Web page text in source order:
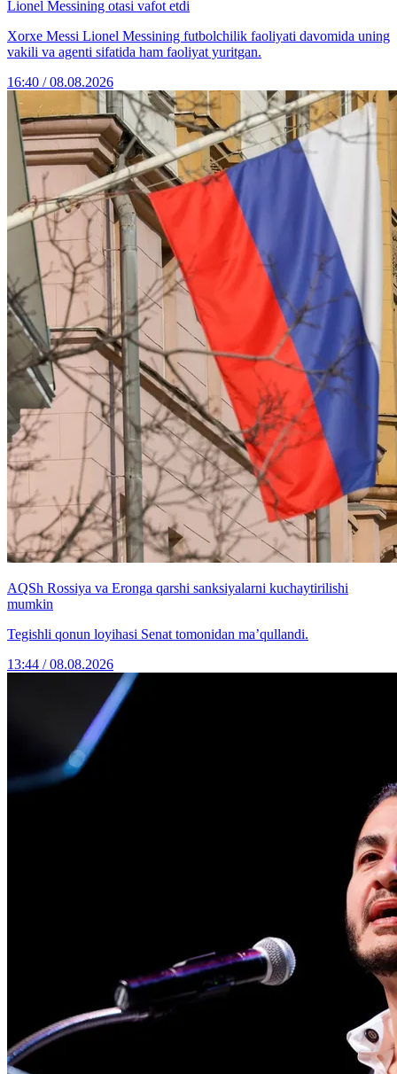
Lionel Messining otasi vafot etdi
Xorxe Messi Lionel Messining futbolchilik faoliyati davomida uning
vakili va agenti sifatida ham faoliyat yuritgan.
16:40 / 08.08.2026
AQSh Rossiya va Eronga qarshi sanksiyalarni kuchaytirilishi
mumkin
Tegishli qonun loyihasi Senat tomonidan ma’qullandi.
13:44 / 08.08.2026